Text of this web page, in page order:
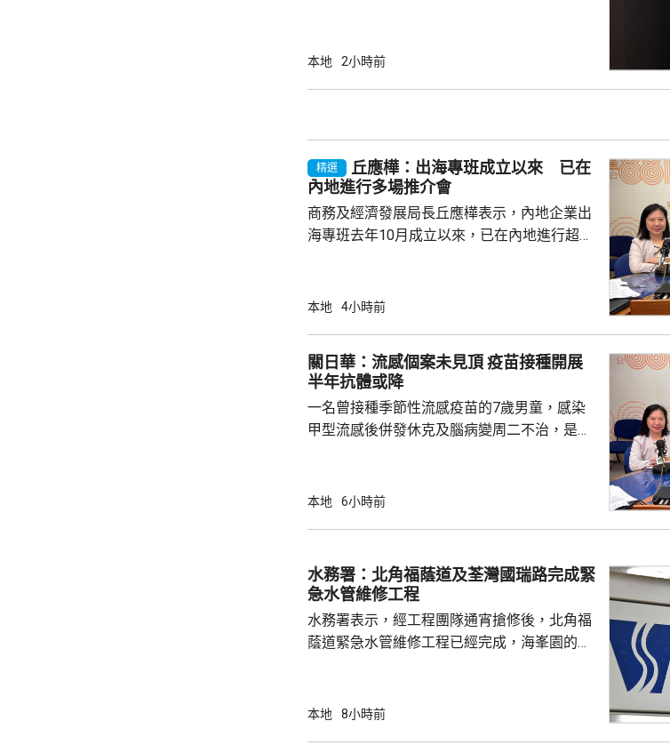
使用，相信會有更多人來港申請專利，活躍本
灣區，及解決專利權方面弱點。盧煜明表示，
中大亦將把握北都帶來的機遇，已向政府提...
本地 2小時前
精選
丘應樺：出海專班成立以來 已在
內地進行多場推介會
商務及經濟發展局長丘應樺表示，內地企業出
海專班去年10月成立以來，已在內地進行超過
時，亦已帶同內地及香港企業隨團，簽訂96份
先將企業「引進來」，鼓勵在香港先成立地區
總部或公司，並在香港作籌融資，相信對香港
整體經濟有幫助，他下周出訪馬來...
本地 4小時前
關日華：流感個案未見頂 疫苗接種開展
半年抗體或降
一名曾接種季節性流感疫苗的7歲男童，感染
甲型流感後併發休克及腦病變周二不治，是本
系名譽臨床副教授關日華認為是個別事件，形
的抗體會降低，亦要視乎病人本身有否先天性
問題，令免疫力減弱。 衞生防護中心指截至7
本地 6小時前
水務署：北角福蔭道及荃灣國瑞路完成緊
急水管維修工程
水務署表示，經工程團隊通宵搶修後，北角福
蔭道緊急水管維修工程已經完成，海峯園的食
應於凌晨4時起陸續恢復正常。
本地 8小時前